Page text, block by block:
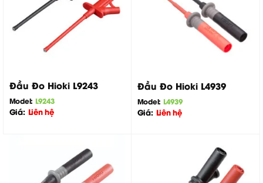
Đầu Đo Hioki L9243
Model: L9243
Giá: Liên hệ
Đầu Đo Hioki L4939
Model: L4939
Giá: Liên hệ